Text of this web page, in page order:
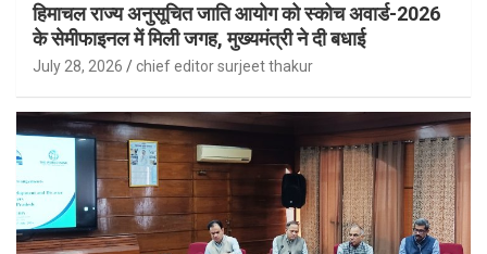
हिमाचल राज्य अनुसूचित जाति आयोग को स्कोच अवार्ड-2026
के सेमीफाइनल में मिली जगह, मुख्यमंत्री ने दी बधाई
July 28, 2026 chief editor surjeet thakur